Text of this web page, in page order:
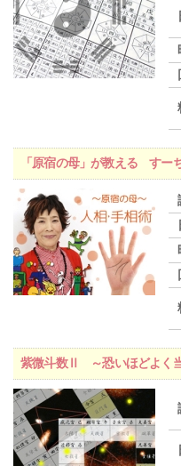
「原宿の母」が教える すー
紫微斗数Ⅱ ～恐いほどよく